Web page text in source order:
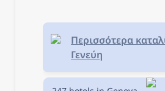
Περισσότερα
Γενεύη